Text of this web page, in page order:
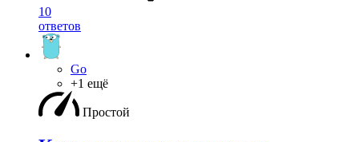
10
ответов
Go
+1 ещё
Простой